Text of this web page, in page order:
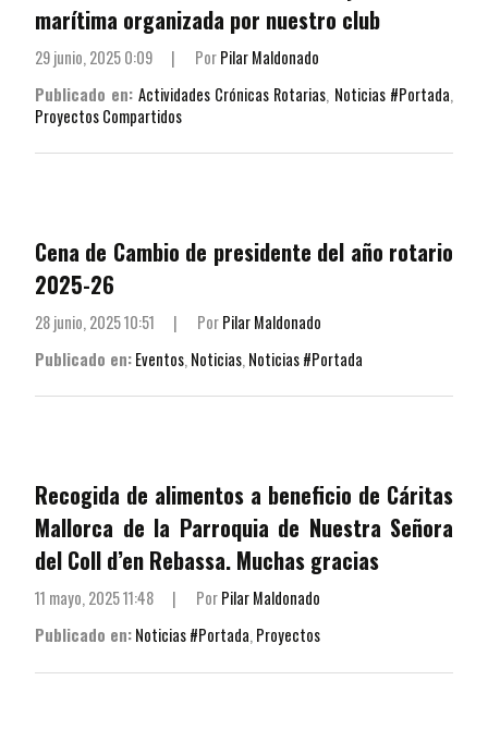
marítima organizada por nuestro club
29 junio, 2025 0:09 | PorPilar Maldonado
Publicado en: Actividades Crónicas Rotarias, Noticias #Portada,
Proyectos Compartidos
Cena de Cambio de presidente del año rotario
2025-26
28 junio, 2025 10:51 | PorPilar Maldonado
Publicado en:Eventos,Noticias,Noticias #Portada
Recogida de alimentos a beneficio de Cáritas
Mallorca de la Parroquia de Nuestra Señora
del Coll d’en Rebassa. Muchas gracias
11 mayo, 2025 11:48 | PorPilar Maldonado
Publicado en:Noticias #Portada,Proyectos